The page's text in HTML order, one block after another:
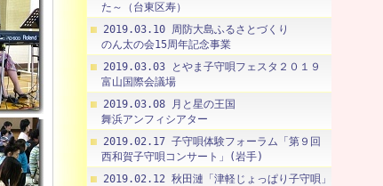
た～（台東区寿）
2019.03.10 周防大島ふるさとづくり
のん太の会15周年記念事業
2019.03.03 とやま子守唄フェスタ２０１９
富山国際会議場
2019.03.08 月と星の王国
舞浜アンフィシアター
2019.02.17 子守唄体験フォーラム「第９回
西和賀子守唄コンサート」(岩手)
2019.02.12 秋田漣「津軽じょっぱり子守唄」